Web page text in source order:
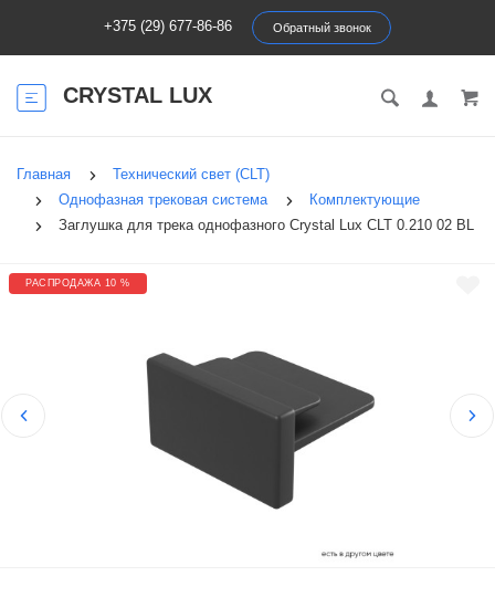
+375 (29) 677-86-86 Обратный звонок
CRYSTAL LUX
Главная
Технический свет (CLT)
Однофазная трековая система
Комплектующие
Заглушка для трека однофазного Crystal Lux CLT 0.210 02 BL
РАСПРОДАЖА 10 %